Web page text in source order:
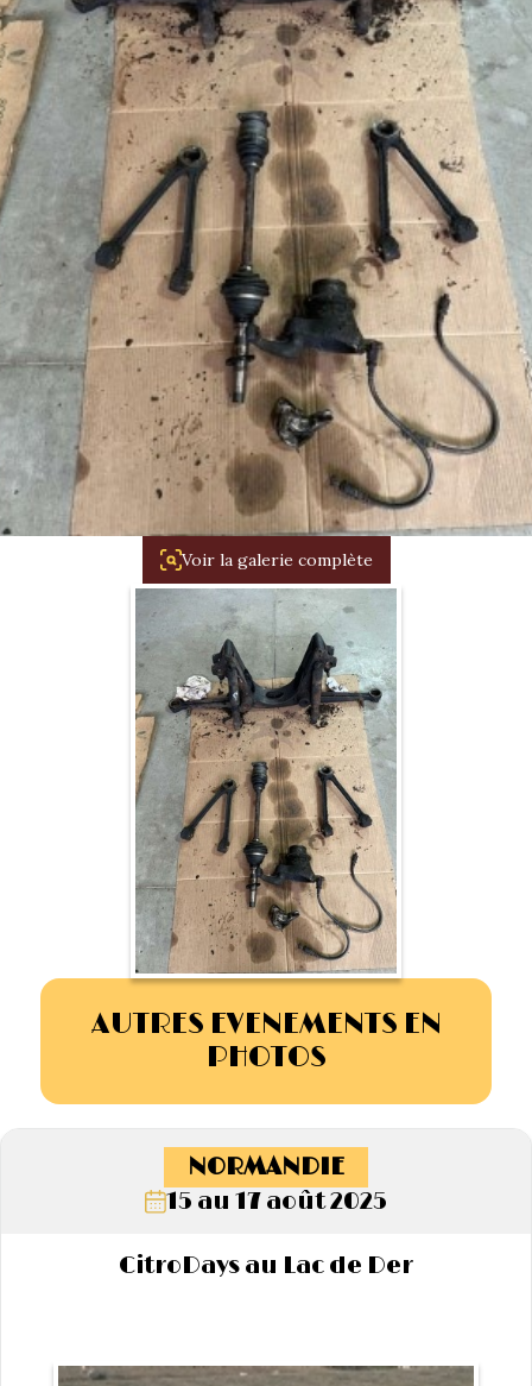
Notre local
La Boutique
Les pièces
L’assurance
Liens
La Revue
Les salons
La traction
La Traction des
membres
Bibliographie
Présentation 7
Présentation 11
Présentation 15 six
Evolution 7 et 11 -
Evolution 11 –
1945/1952
Evolution 11 –
1952/1957
La 15/6 G –
1938/1947
La 15/6 D –
1947/1955
La 15/6 H –
1954/1956
Voir la galerie complète
AUTRES EVENEMENTS EN
PHOTOS
NORMANDIE
15 au 17 août 2025
CitroDays au Lac de Der